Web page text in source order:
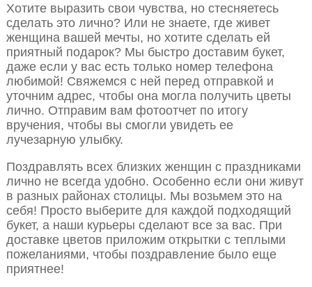
Хотите выразить свои чувства, но стесняетесь
сделать это лично? Или не знаете, где живет
женщина вашей мечты, но хотите сделать ей
приятный подарок? Мы быстро доставим букет,
даже если у вас есть только номер телефона
любимой! Свяжемся с ней перед отправкой и
уточним адрес, чтобы она могла получить цветы
лично. Отправим вам фотоотчет по итогу
вручения, чтобы вы смогли увидеть ее
лучезарную улыбку.
Поздравлять всех близких женщин с праздниками
лично не всегда удобно. Особенно если они живут
в разных районах столицы. Мы возьмем это на
себя! Просто выберите для каждой подходящий
букет, а наши курьеры сделают все за вас. При
доставке цветов приложим открытки с теплыми
пожеланиями, чтобы поздравление было еще
приятнее!